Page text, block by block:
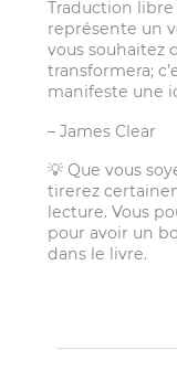
Traduction libre
représente un
vous souhaitez
transformera;
manifeste une
– James Clear
💡 Que vous
tirerez
lecture. Vous
pour avoir un
dans le livre.